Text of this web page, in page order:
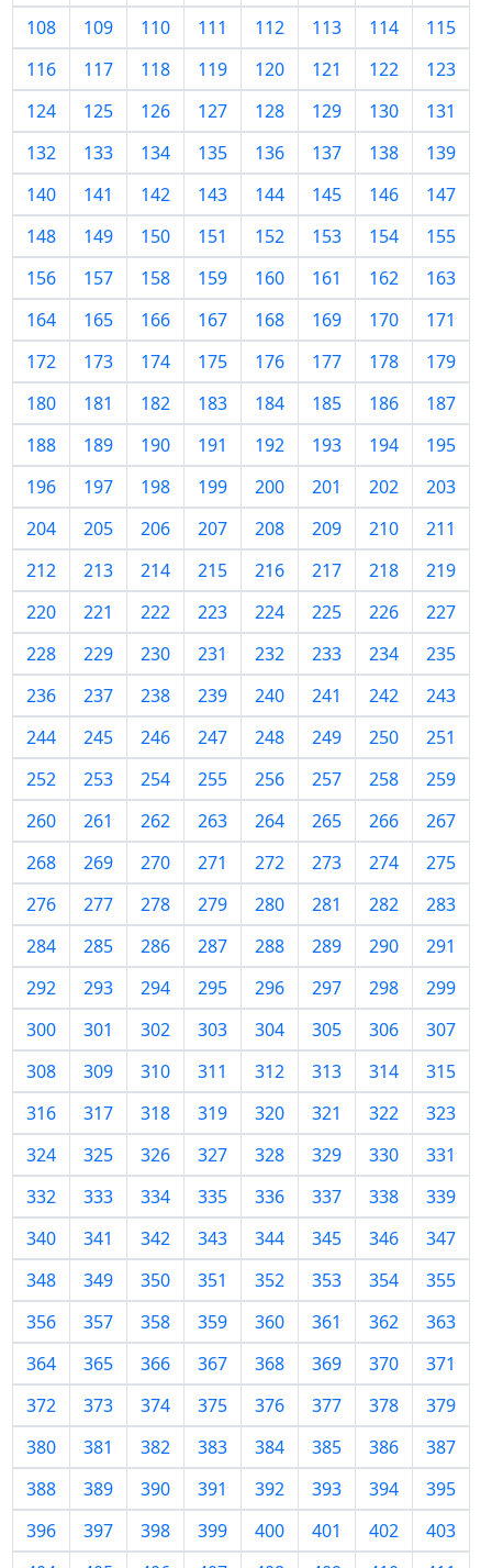
108
109 110 111 112 113 114
115
116
117 118 119 120 121 122
123
124
125 126 127 128 129 130
131
132
133 134 135 136 137 138
139
140
141 142 143 144 145 146
147
148
149 150 151 152 153 154
155
156
157 158 159 160 161 162
163
164
165 166 167 168 169 170
171
172
173 174 175 176 177 178
179
180
181 182 183 184 185 186
187
188
189 190 191 192 193 194
195
196
197 198 199 200 201 202
203
204
205 206 207 208 209 210
211
212
213 214 215 216 217 218
219
220
221 222 223 224 225 226
227
228
229 230 231 232 233 234
235
236
237 238 239 240 241 242
243
244
245 246 247 248 249 250
251
252
253 254 255 256 257 258
259
260
261 262 263 264 265 266
267
268
269 270 271 272 273 274
275
276
277 278 279 280 281 282
283
284
285 286 287 288 289 290
291
292
293 294 295 296 297 298
299
300
301 302 303 304 305 306
307
308
309 310 311 312 313 314
315
316
317 318 319 320 321 322
323
324
325 326 327 328 329 330
331
332
333 334 335 336 337 338
339
340
341 342 343 344 345 346
347
348
349 350 351 352 353 354
355
356
357 358 359 360 361 362
363
364
365 366 367 368 369 370
371
372
373 374 375 376 377 378
379
380
381 382 383 384 385 386
387
388
389 390 391 392 393 394
395
396
397 398 399 400 401 402
403